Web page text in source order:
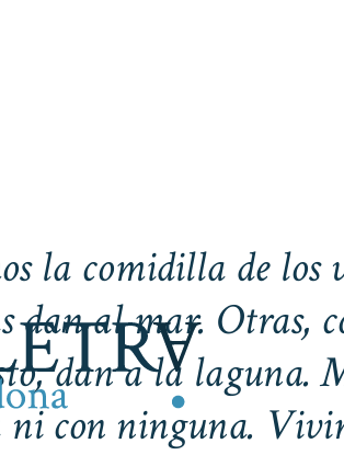
la comidilla de los
dan al mar. Otras,
dan a la laguna.
ni con ninguna.